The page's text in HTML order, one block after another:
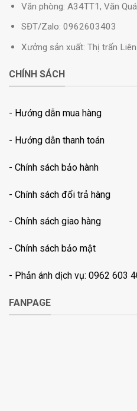
Văn phòng: A34TT1, Văn
SĐT/Zalo: 0962603403
Xưởng sản xuất: Thị trấn
CHÍNH SÁCH
- Hướng dẫn mua hàng
- Hướng dẫn thanh toán
- Chính sách bảo hành
- Chính sách đổi trả hàng
- Chính sách giao hàng
- Chính sách bảo mật
- Phản ánh dịch vụ: 0962 603
FANPAGE